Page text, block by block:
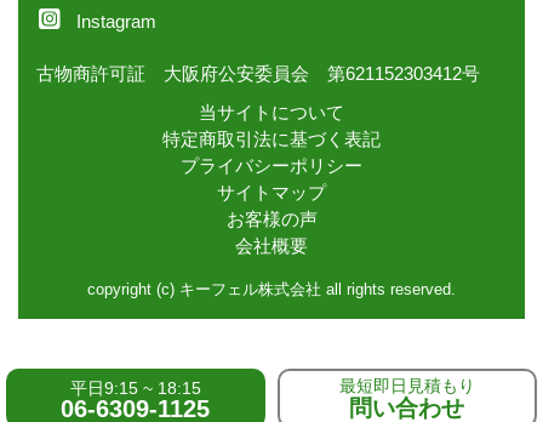
平日9:15 ~ 18:15
06-6309-1125
最短即日見積もり
問い合わせ
Instagram
古物商許可証 大阪府公安委員会 第621152303412号
当サイトについて
特定商取引法に基づく表記
プライバシーポリシー
サイトマップ
お客様の声
会社概要
copyright (c) キーフェル株式会社 all rights reserved.